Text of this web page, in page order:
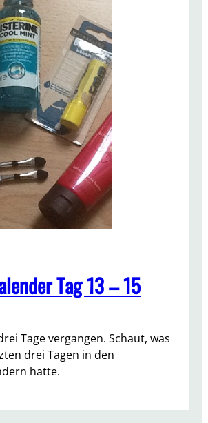
Tag 13 – 15
Tage vergangen. Schaut, was
drei Tagen in den
hatte.